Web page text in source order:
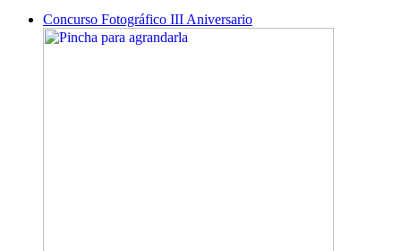
Concurso Fotográfico III Aniversario